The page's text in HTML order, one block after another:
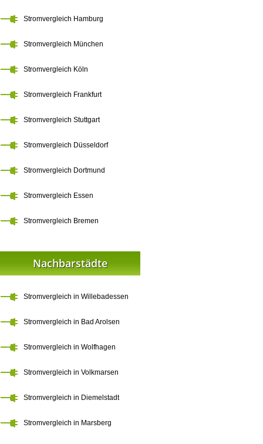
Stromvergleich Hamburg
Stromvergleich München
Stromvergleich Köln
Stromvergleich Frankfurt
Stromvergleich Stuttgart
Stromvergleich Düsseldorf
Stromvergleich Dortmund
Stromvergleich Essen
Stromvergleich Bremen
Nachbarstädte
Stromvergleich in Willebadessen
Stromvergleich in Bad Arolsen
Stromvergleich in Wolfhagen
Stromvergleich in Volkmarsen
Stromvergleich in Diemelstadt
Stromvergleich in Marsberg